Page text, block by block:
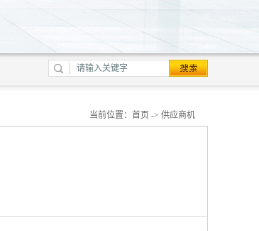
当前位置： 首页 -> 供应商机